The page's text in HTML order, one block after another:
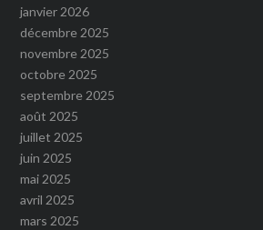
janvier 2026
décembre 2025
novembre 2025
octobre 2025
septembre 2025
août 2025
juillet 2025
juin 2025
mai 2025
avril 2025
mars 2025